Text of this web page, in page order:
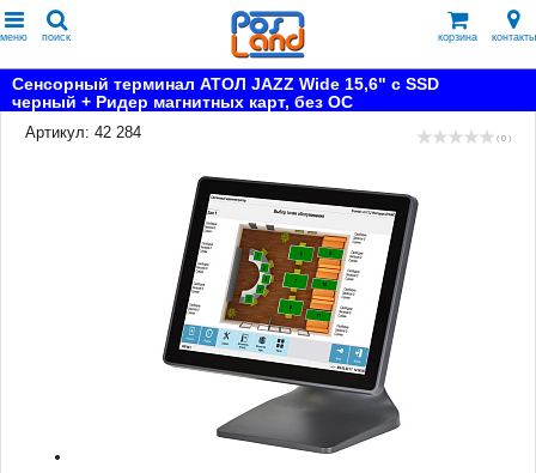
меню поиск корзина контакты
Сенсорный терминал АТОЛ JAZZ Wide 15,6" с SSD
черный + Ридер магнитных карт, без ОС
Артикул: 42 284
( 0 )